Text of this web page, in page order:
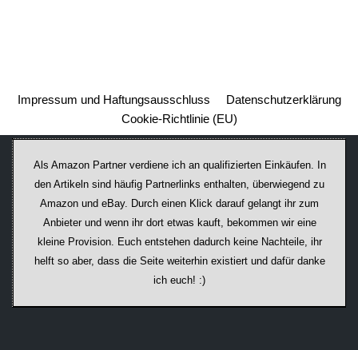
Impressum und Haftungsausschluss
Datenschutzerklärung
Cookie-Richtlinie (EU)
Als Amazon Partner verdiene ich an qualifizierten Einkäufen. In
den Artikeln sind häufig Partnerlinks enthalten, überwiegend zu
Amazon und eBay. Durch einen Klick darauf ge­lan­gt ihr zum
Anbieter und wenn ihr dort etwas kauft, bekommen wir ei­ne
kleine Provision. Euch entstehen dadurch keine Nachteile, ihr
helft so aber, dass die Seite weiterhin existiert und dafür danke
ich euch! :)